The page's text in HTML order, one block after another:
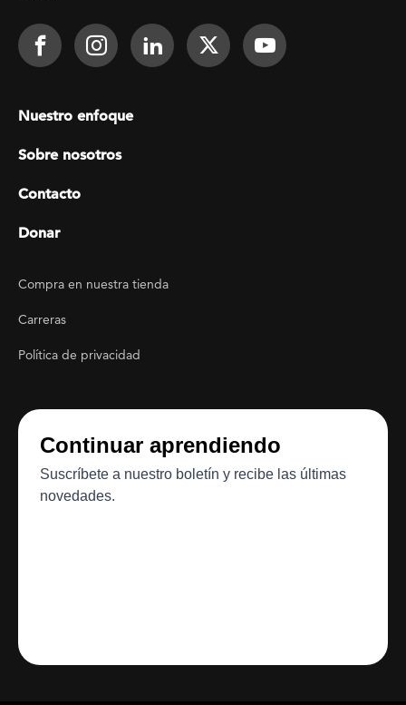
Footer Social
Face It TOGETHER on Facebook
Face It TOGETHER on
Face It TOGETHER on
Face ItFace It
Footer menu
Nuestro enfoque
Sobre nosotros
Contacto
Donar
Footer Utility
Compra en nuestra tienda
Carreras
Política de privacidad